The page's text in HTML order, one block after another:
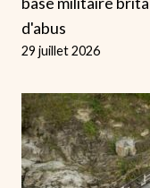
d'abus
29 juillet 2026